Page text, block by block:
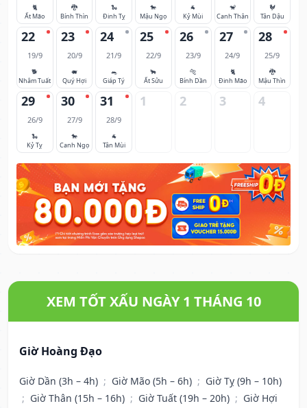
🐈
Ất Mão
🐉
Bính Thìn
🐍
Đinh Tỵ
🐎
Mậu Ngọ
🐐
Kỷ Mùi
🐒
Canh Thân
🐓
Tân Dậu
22
19/9
🐕
Nhâm Tuất
23
20/9
🐖
Quý Hợi
24
21/9
🐀
Giáp Tý
25
22/9
🐂
Ất Sửu
26
23/9
🐅
Bính Dần
27
24/9
🐈
Đinh Mão
28
25/9
🐉
Mậu Thìn
29
26/9
🐍
Kỷ Tỵ
30
27/9
🐎
Canh Ngọ
31
28/9
🐐
Tân Mùi
1 2 3 4
XEM TỐT XẤU NGÀY 1 THÁNG 10
Giờ Hoàng Đạo
Giờ Dần (3h – 4h) ; Giờ Mão (5h – 6h) ; Giờ Tỵ (9h – 10h)
; Giờ Thân (15h – 16h) ; Giờ Tuất (19h – 20h) ; Giờ Hợi